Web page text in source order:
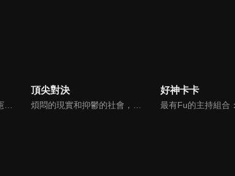
《天才答不答》是由吳宗憲和吳怡霈共同主持的益智節目。節目設立高額的獎金來考驗藝人們真實的人性，同時將題目立體化，讓你身歷其境去冒險答題。更有哪些出乎意料的處罰，讓藝人羞愧的不想再答錯！一個最接近「人性」與「真實」的益智節目，現在就讓吳宗憲帶你輕鬆玩轉知識。
頂尖對決
煩悶的現實和抑鬱的社會，你需要的就是笑、大聲笑、開口笑，《頂尖對決》就要你笑到落ㄟ骸，最具綜藝實力的庹宗康，和喜感十足的納豆各自領軍對抗，藝人搞笑pk笑果十足，《頂尖對決》讓你忘掉一週煩惱！
好神卡卡